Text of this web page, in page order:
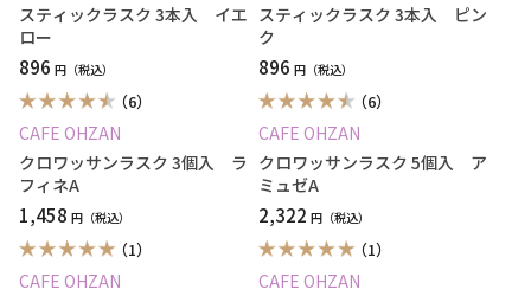
スティックラスク 3本入 イエ
ロー
896 円
スティックラスク 3本入 ピン
ク
896 円
（6）
CAFE OHZAN
クロワッサンラスク 3個入 ラ
フィネA
1,458 円
（6）
CAFE OHZAN
クロワッサンラスク 5個入 ア
ミュゼA
2,322 円
（1）
CAFE OHZAN
（1）
CAFE OHZAN